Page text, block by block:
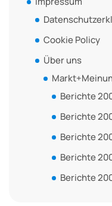
Cookie Policy
Über uns
Berichte
Berichte
Berichte
Berichte
Berichte